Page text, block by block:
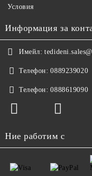
Условия
Информация за
Имейл:
Телефон: 0889239020
Телефон: 0888619090
Ние работим с